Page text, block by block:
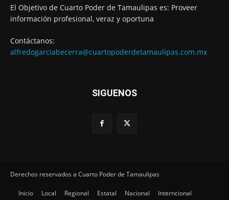
El Objetivo de Cuarto Poder de Tamaulipas es: Proveer
información profesional, veraz y oportuna
Contáctanos:
alfredogarciabecerra@cuartopoderdetamaulipas.com.mx
SIGUENOS
Derechos reservados a Cuarto Poder de Tamaulipas
Inicio Local Regional Estatal Nacional
Interncional